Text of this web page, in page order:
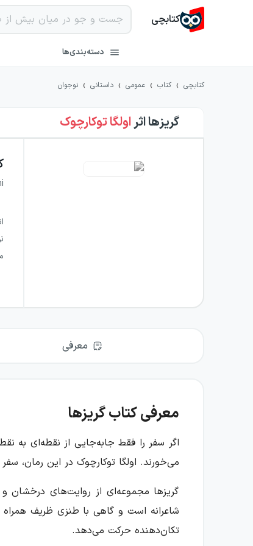
کتابچی
دسته‌بندی‌ها
کتابچی › کتاب › عمومی › داستانی › نوجوان
گریزهااثراولگا توکارچوک
معرفی
معرفی کتاب گریزها
اگر سفر را فقط جابه‌جایی از نقطه‌ای به
می‌خورند. اولگا توکارچوک در این رمان،
گریزها مجموعه‌ای از روایت‌های درخشان
شاعرانه است و گاهی با طنزی ظریف
تکان‌دهنده حرکت می‌دهد.